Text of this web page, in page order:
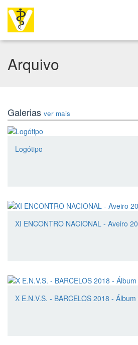
Arquivo
Galerias ver mais
Logótipo
XI ENCONTRO NACIONAL - Aveiro
X E.N.V.S. - BARCELOS 2018 -